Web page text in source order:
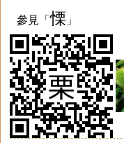
參見「慄 」